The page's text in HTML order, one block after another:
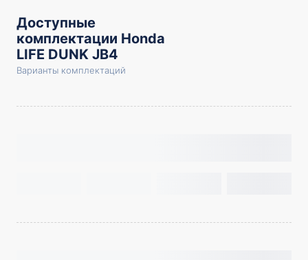
Доступные
комплектации Honda
LIFE DUNK JB4
Варианты комплектаций